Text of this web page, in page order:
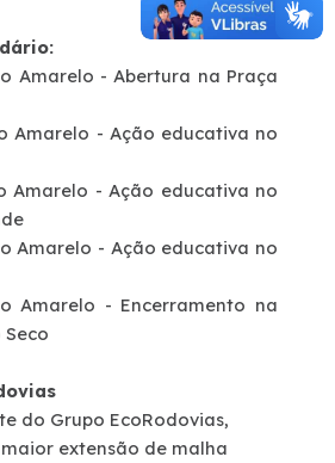
Amarelo - Abertura na Praça
Amarelo - Ação educativa no
Amarelo - Ação educativa no
Amarelo - Ação educativa no
Amarelo - Encerramento na
do Grupo EcoRodovias,
extensão de malha